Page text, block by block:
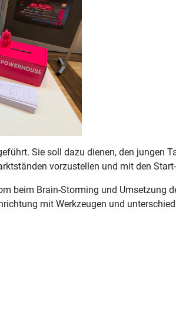
Sie soll dazu dienen, den jungen
vorzustellen und mit den
beim Brain-Storming und Umsetzung
mit Werkzeugen und